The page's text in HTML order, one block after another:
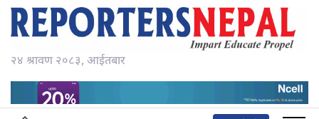
२४ श्रावण २०८३, आईतबार